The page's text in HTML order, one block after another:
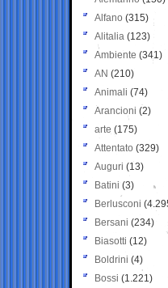
Alfano (315)
Alitalia (123)
Ambiente (341)
AN (210)
Animali (74)
Arancioni (2)
arte (175)
Attentato (329)
Auguri (13)
Batini (3)
Berlusconi
Bersani (234)
Biasotti (12)
Boldrini (4)
Bossi (1.221)